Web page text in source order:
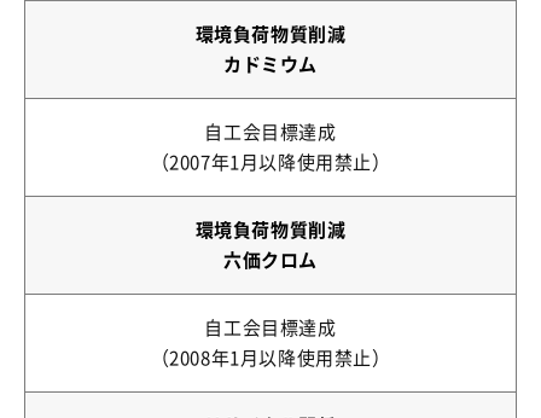
環境負荷物質削減
カドミウム
自工会目標達成
（2007年1月以降使用禁止）
環境負荷物質削減
六価クロム
自工会目標達成
（2008年1月以降使用禁止）